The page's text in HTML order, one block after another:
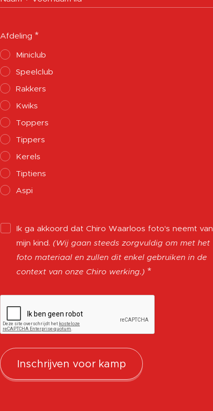
Afdeling
Miniclub
Speelclub
Rakkers
Kwiks
Toppers
Tippers
Kerels
Tiptiens
Aspi
Ik ga akkoord dat Chiro Waarloos foto's neemt van
mijn kind. (Wij gaan steeds zorgvuldig om met het
foto materiaal en zullen dit enkel gebruiken in de
context van onze Chiro werking.)
Inschrijven voor kamp